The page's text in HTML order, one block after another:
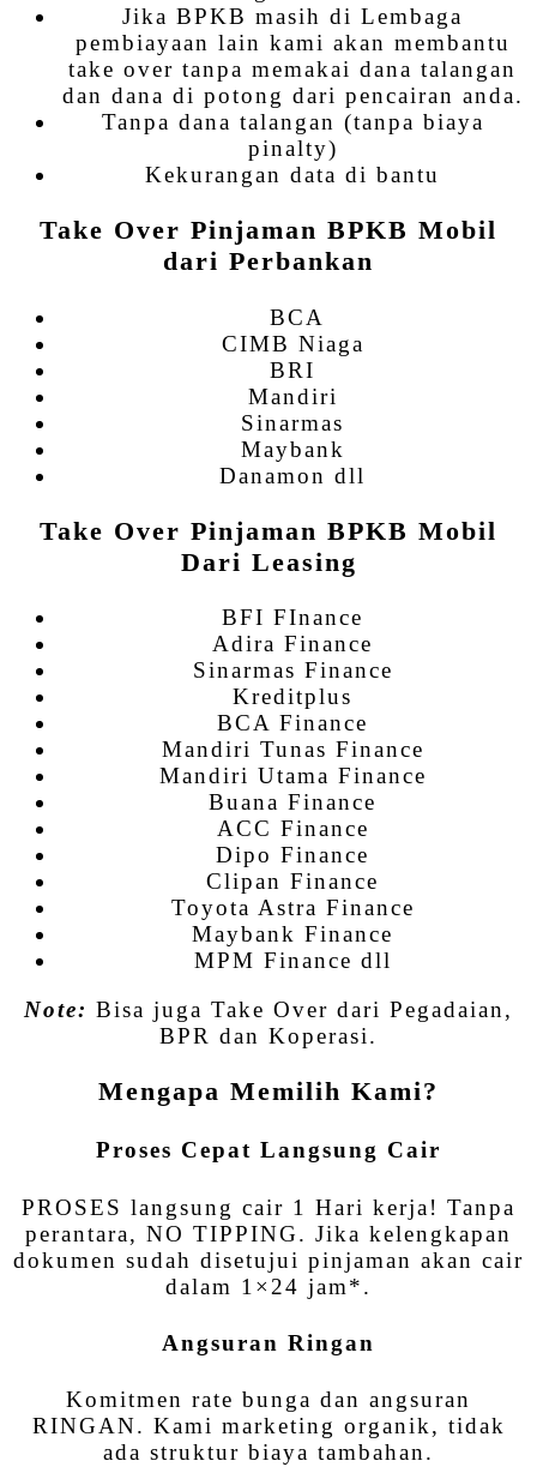
Jika BPKB masih di Lembaga
pembiayaan lain kami akan membantu
take over tanpa memakai dana talangan
dan dana di potong dari pencairan anda.
Tanpa dana talangan (tanpa biaya
pinalty)
Kekurangan data di bantu
Take Over Pinjaman BPKB Mobil
dari Perbankan
BCA
CIMB Niaga
BRI
Mandiri
Sinarmas
Maybank
Danamon dll
Take Over Pinjaman BPKB Mobil
Dari Leasing
BFI FInance
Adira Finance
Sinarmas Finance
Kreditplus
BCA Finance
Mandiri Tunas Finance
Mandiri Utama Finance
Buana Finance
ACC Finance
Dipo Finance
Clipan Finance
Toyota Astra Finance
Maybank Finance
MPM Finance dll
Note: Bisa juga Take Over dari Pegadaian,
BPR dan Koperasi.
Mengapa Memilih Kami?
Proses Cepat Langsung Cair
PROSES langsung cair 1 Hari kerja! Tanpa
perantara, NO TIPPING. Jika kelengkapan
dokumen sudah disetujui pinjaman akan cair
dalam 1×24 jam*.
Angsuran Ringan
Komitmen rate bunga dan angsuran
RINGAN. Kami marketing organik, tidak
ada struktur biaya tambahan.